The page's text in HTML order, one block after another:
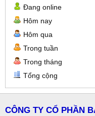
Đang online
Hôm nay
Hôm qua
Trong tuần
Trong tháng
Tổng cộng
CÔNG TY CỔ PHẦN